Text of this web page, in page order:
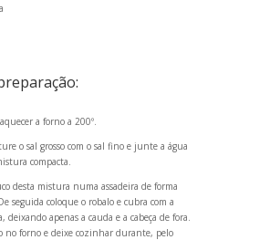
a forno a 200º.
o sal grosso com o sal fino e junte a água
compacta.
desta mistura numa assadeira de forma
seguida coloque o robalo e cubra com a
deixando apenas a cauda e a cabeça de fora.
no forno e deixe cozinhar durante, pelo